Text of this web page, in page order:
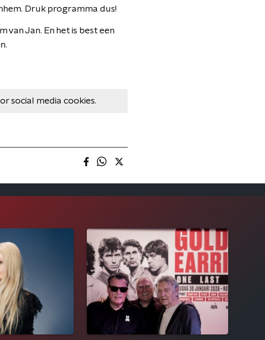
Druk programma dus!
van Jan. En het is best een
social media cookies.